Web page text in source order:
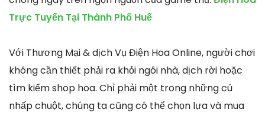
Trực Tuyến Tại Thành Phố Huế
Với Thương Mại & dịch Vụ Điện Hoa Online, người chơi
không cần thiết phải ra khỏi ngôi nhà, dịch rời hoặc
tìm kiếm shop hoa. Chỉ phải một trong những cú
nhấp chuột, chúng ta cũng có thể chọn lựa và mua